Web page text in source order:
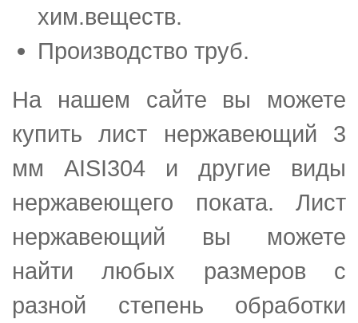
хим.веществ.
Производство труб.
На нашем сайте вы можете
купить лист нержавеющий 3
мм AISI304 и другие виды
нержавеющего поката. Лист
нержавеющий вы можете
найти любых размеров с
разной степень обработки